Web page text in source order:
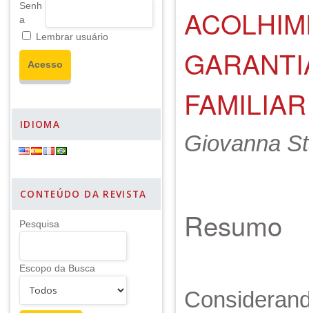
Senh
a
Lembrar usuário
IDIOMA
CONTEÚDO DA REVISTA
Pesquisa
Escopo da Busca
Giovanna
Resumo